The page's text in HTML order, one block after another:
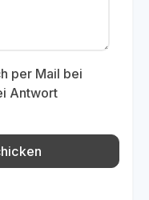
per Mail bei
Antwort